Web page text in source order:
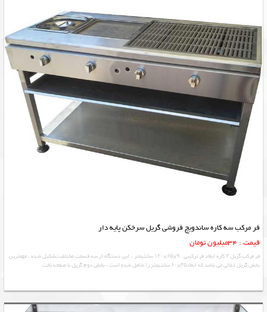
فر مرکب سه کاره ساندویچ فروشی گریل سرخکن پایه دار
قیمت : 34میلیون تومان
فر مرکب گریل ۳ کاره ابعاد فر ترکیبی ۹۰×۶۵×۱۲۰ سانتیمتر ، این دستگاه از سه قسمت مختلف تشکیل شده ، مهمترین
بخش گریل ذغالی می باشد که ابعاد۴۵×۶۰ سانتیمتر را شامل شده است ، بخش دوم گریل با صفحه تخت